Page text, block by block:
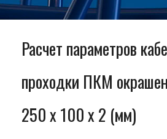
Расчет параметров
проходки ПКМ
250 x 100 x 2 (мм)